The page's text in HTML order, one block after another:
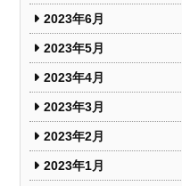
2023年6月
2023年5月
2023年4月
2023年3月
2023年2月
2023年1月